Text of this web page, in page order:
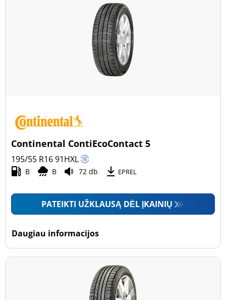
Continental ContiEcoContact 5
195/55 R1691HXL
B B 72 db EPREL
PATEIKTI UŽKLAUSĄ DĖL ĮKAINIŲ
Daugiau informacijos